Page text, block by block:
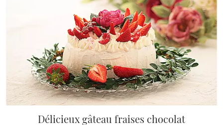
Délicieux gâteau fraises chocolat